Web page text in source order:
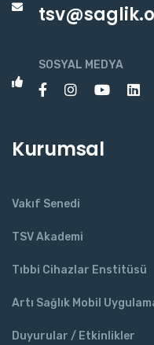
SOSYAL MEDYA
Kurumsal
Vakıf Senedi
TSV Akademi
Tıbbi Cihazlar Enstitüsü
Artı Sağlık Mobil
Duyurular / Etkinlikler